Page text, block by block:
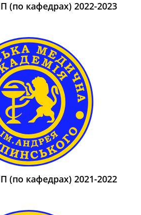
(по кафедрах) 2022-2023
(по кафедрах) 2021-2022